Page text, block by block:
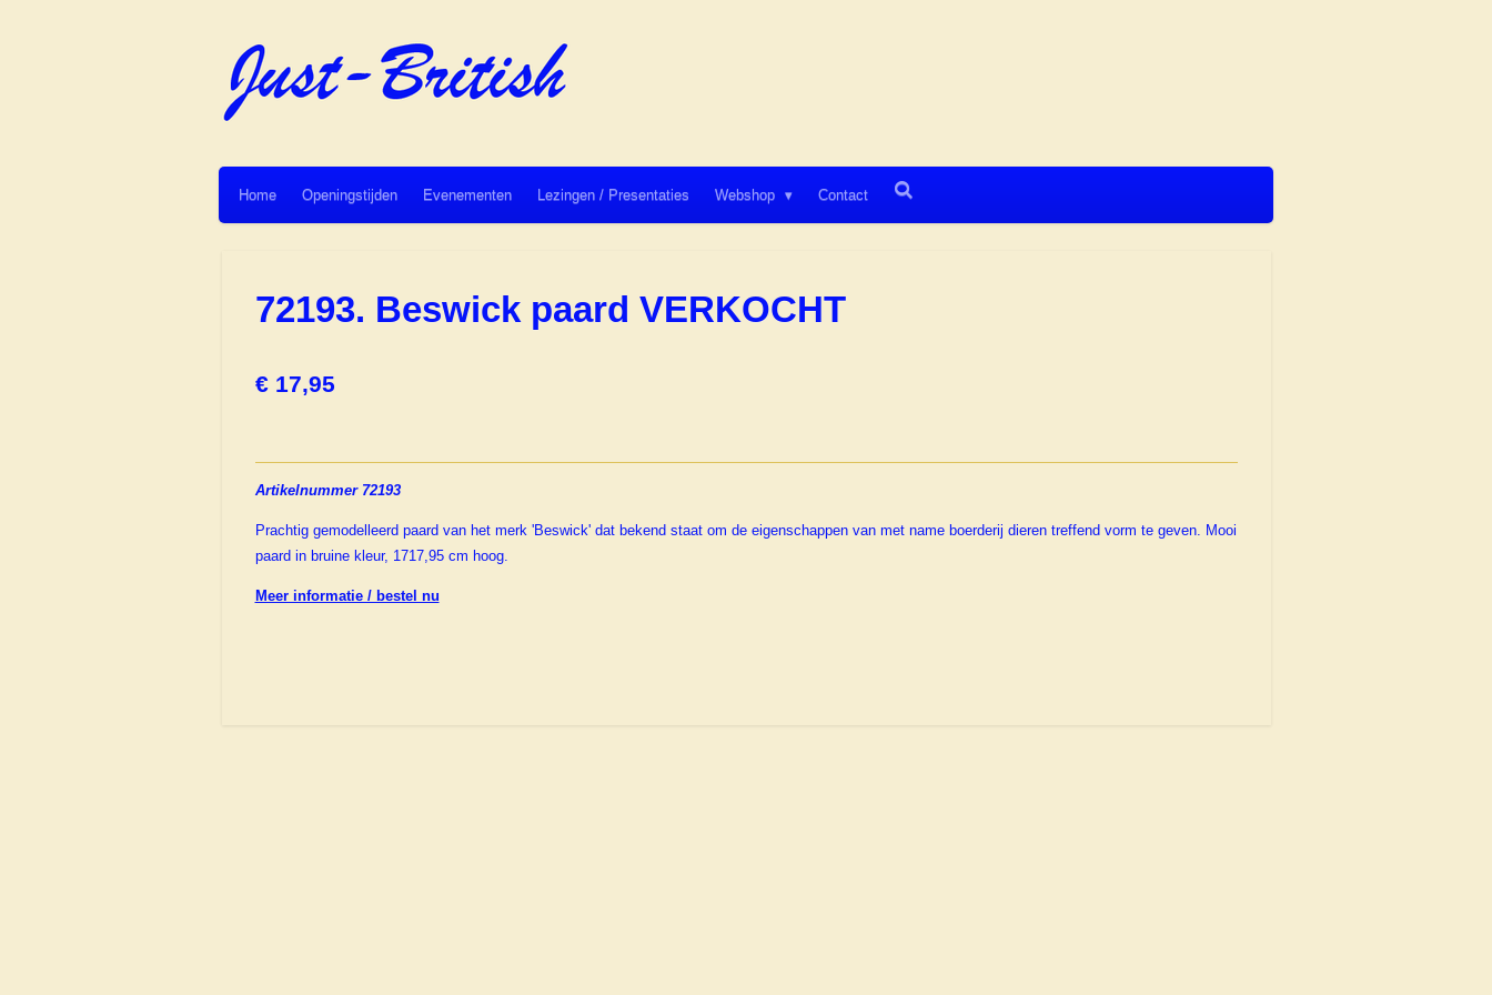
Home Openingstijden Evenementen Lezingen / Presentaties Webshop Contact
72193. Beswick paard VERKOCHT
€ 17,95
Artikelnummer 72193
Prachtig gemodelleerd paard van het merk 'Beswick' dat bekend staat om de eigenschappen van met name boerderij dieren treffend vorm te geven. Mooi
paard in bruine kleur, 1717,95 cm hoog.
Meer informatie / bestel nu